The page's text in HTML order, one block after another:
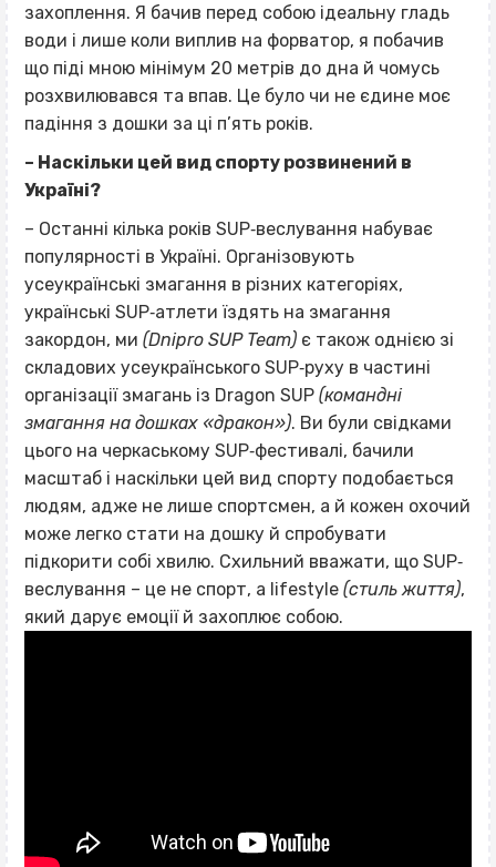
захоплення. Я бачив перед собою ідеальну гладь
води і лише коли виплив на форватор, я побачив
що піді мною мінімум 20 метрів до дна й чомусь
розхвилювався та впав. Це було чи не єдине моє
падіння з дошки за ці п’ять років.
– Наскільки цей вид спорту розвинений в
Україні?
– Останні кілька років SUP‐веслування набуває
популярності в Україні. Організовують
усеукраїнські змагання в різних категоріях,
українські SUP‐атлети їздять на змагання
закордон, ми (Dnipro SUP Team) є також однією зі
складових усеукраїнського SUP‐руху в частині
організації змагань із Dragon SUP (командні
змагання на дошках «дракон»). Ви були свідками
цього на черкаському SUP‐фестивалі, бачили
масштаб і наскільки цей вид спорту подобається
людям, адже не лише спортсмен, а й кожен охочий
може легко стати на дошку й спробувати
підкорити собі хвилю. Схильний вважати, що SUP‐
веслування – це не спорт, а lifestyle (стиль життя),
який дарує емоції й захоплює собою.